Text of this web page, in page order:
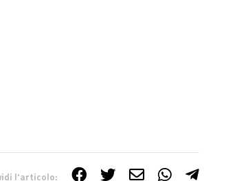
l'articolo: